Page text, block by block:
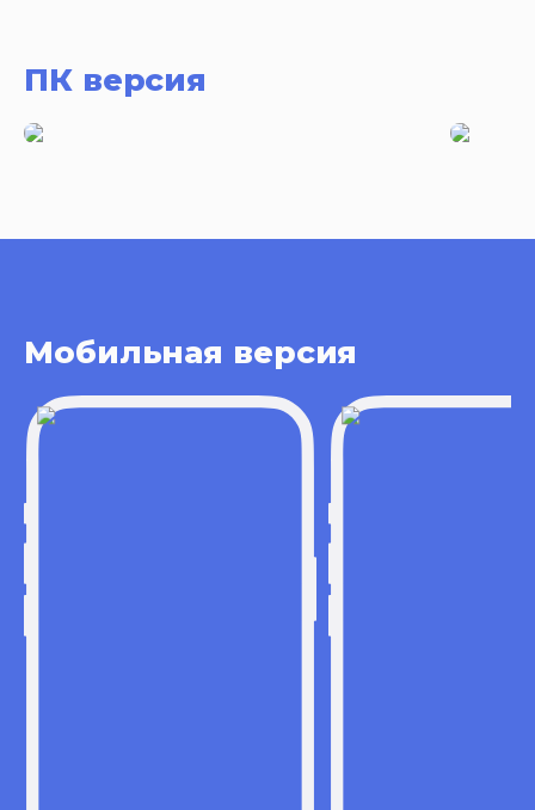
ПК версия
Мобильная версия